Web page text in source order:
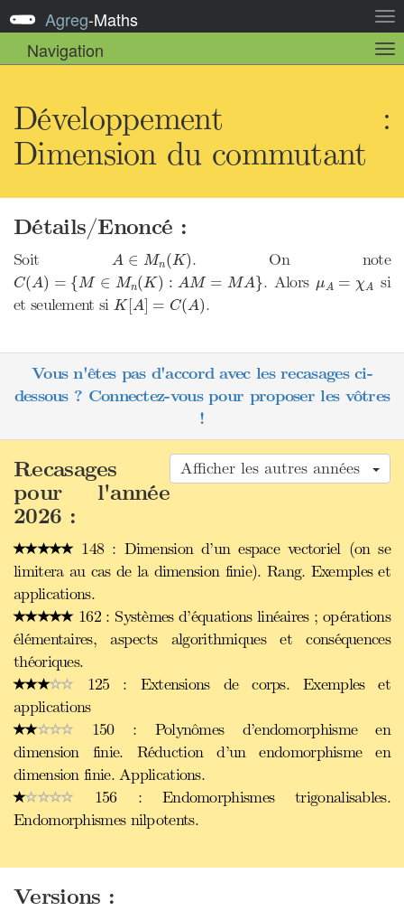
la
Agreg-Maths
Navigation
la
Développement :
Dimension du commutant
Détails/Enoncé :
SoitA ∈ Mn(K)
A ∈ M n K) . On note
C(A) = {M ∈ Mn(K) : AM = MA}
C( A) M∈ M n(K):A M = MA . Alors μA = χA
μA =χA
si
et seulement si K[A] = C(A)
K[A]=C (A ) .
Vous n'êtes pas d'accord avec les recasages ci-
dessous ? Connectez-vous pour proposer les vôtres
!
Afficher les autres années
Recasages
pour l'année
2026 :
148 : Dimension d’un espace vectoriel (on se
limitera au cas de la dimension finie). Rang. Exemples et
applications.
162 : Systèmes d’équations linéaires ; opérations
élémentaires, aspects algorithmiques et conséquences
théoriques.
125 : Extensions de corps. Exemples et
applications
150 : Polynômes d’endomorphisme en
dimension finie. Réduction d’un endomorphisme en
dimension finie. Applications.
156 : Endomorphismes trigonalisables.
Endomorphismes nilpotents.
Versions :